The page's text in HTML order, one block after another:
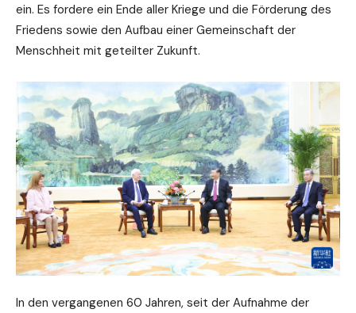
ein. Es fordere ein Ende aller Kriege und die Förderung des
Friedens sowie den Aufbau einer Gemeinschaft der
Menschheit mit geteilter Zukunft.
In den vergangenen 60 Jahren, seit der Aufnahme der